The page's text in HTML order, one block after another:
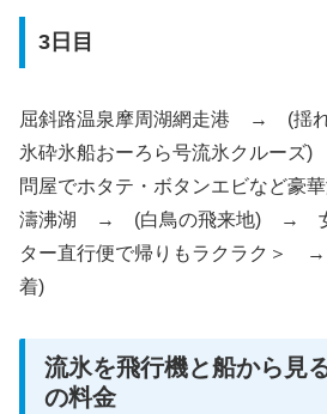
3日目
屈斜路温泉摩周湖網走港 → (揺れ
氷砕氷船おーろら号流氷クル
問屋でホタテ・ボタンエビなど
濤沸湖 → (白鳥の飛来地) →
ター直行便で帰りもラクラク＞
着)
流氷を飛行機と船から見
の料金